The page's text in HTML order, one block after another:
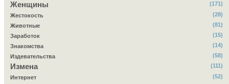
Женщины
(171)
Жестокость
(28)
Животные
(81)
Заработок
(15)
Знакомства
(14)
Издевательства
(58)
Измена
(111)
Интернет
(52)